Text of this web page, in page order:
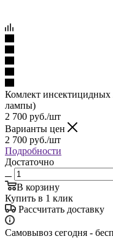
Комлект
лампы)
2 700 руб./шт
Варианты цен
2 700 руб./шт
Подробности
Достаточно
В корзину
Купить в 1 клик
Рассчитать доставку
Самовывоз сегодня -